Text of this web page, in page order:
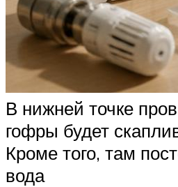
В нижней точке
гофры будет
Кроме того, там
вода